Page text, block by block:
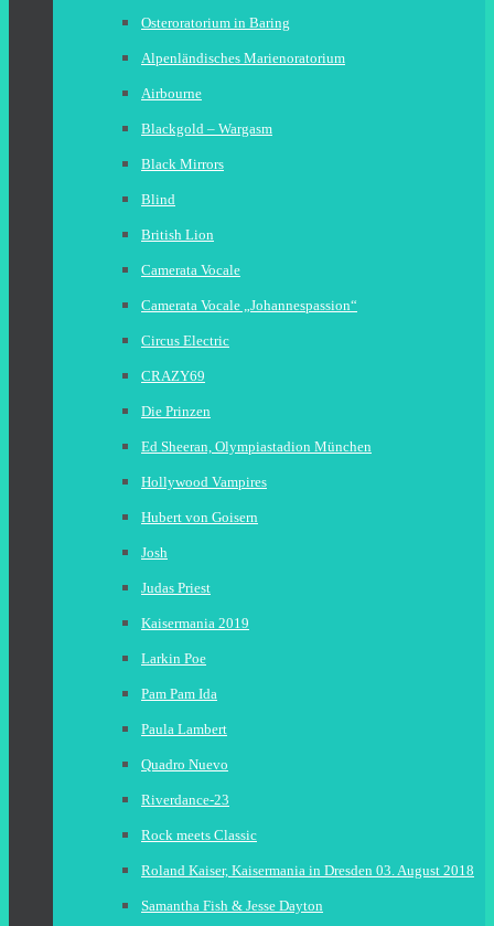
Osteroratorium in Baring
Alpenländisches Marienoratorium
Airbourne
Blackgold – Wargasm
Black Mirrors
Blind
British Lion
Camerata Vocale
Camerata Vocale „Johannespassion“
Circus Electric
CRAZY69
Die Prinzen
Ed Sheeran, Olympiastadion München
Hollywood Vampires
Hubert von Goisern
Josh
Judas Priest
Kaisermania 2019
Larkin Poe
Pam Pam Ida
Paula Lambert
Quadro Nuevo
Riverdance-23
Rock meets Classic
Roland Kaiser, Kaisermania in Dresden 03. August 2018
Samantha Fish & Jesse Dayton